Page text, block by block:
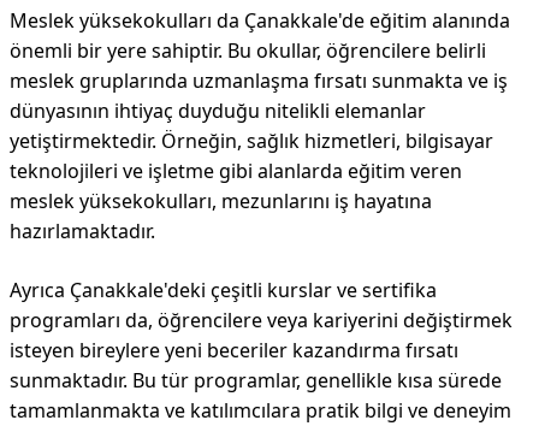
Meslek yüksekokulları da Çanakkale'de eğitim alanında
önemli bir yere sahiptir. Bu okullar, öğrencilere belirli
meslek gruplarında uzmanlaşma fırsatı sunmakta ve iş
dünyasının ihtiyaç duyduğu nitelikli elemanlar
yetiştirmektedir. Örneğin, sağlık hizmetleri, bilgisayar
teknolojileri ve işletme gibi alanlarda eğitim veren
meslek yüksekokulları, mezunlarını iş hayatına
hazırlamaktadır.
Ayrıca Çanakkale'deki çeşitli kurslar ve sertifika
programları da, öğrencilere veya kariyerini değiştirmek
isteyen bireylere yeni beceriler kazandırma fırsatı
sunmaktadır. Bu tür programlar, genellikle kısa sürede
tamamlanmakta ve katılımcılara pratik bilgi ve deneyim